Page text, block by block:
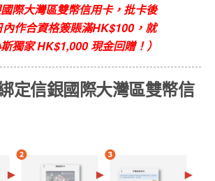
際大灣區雙幣信用卡，批卡後
內作合資格簽賬滿HK$100，就
獨家HK$1,000現金回贈！）
定信銀國際大灣區雙幣信